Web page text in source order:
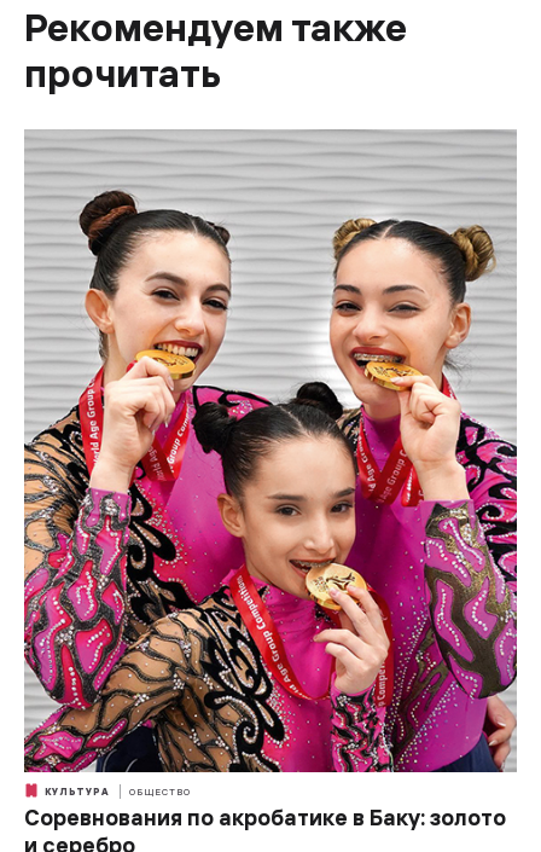
Рекомендуем также
прочитать
КУЛЬТУРА ОБЩЕСТВО
Соревнования по акробатике в Баку: золото
и серебро